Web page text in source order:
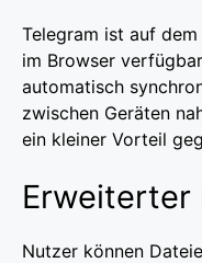
Telegram ist auf
im Browser
automatisch
zwischen Geräten
ein kleiner Vorteil
Erweiterter
Nutzer können